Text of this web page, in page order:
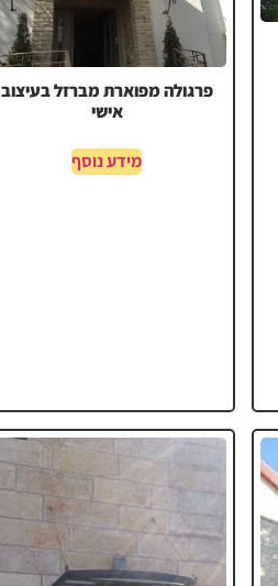
פרגולה מפוארת מברזל בעיצוב
אישי
מידע נוסף